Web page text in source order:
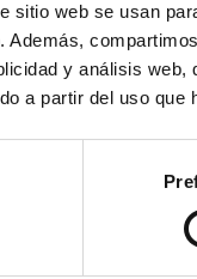
sitio web se usan
Además,
y análisis web,
a partir del uso que